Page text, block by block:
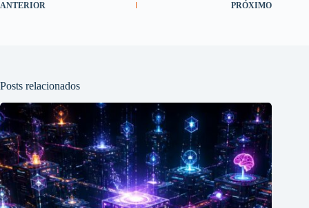
ANTERIOR PRÓXIMO
Posts relacionados